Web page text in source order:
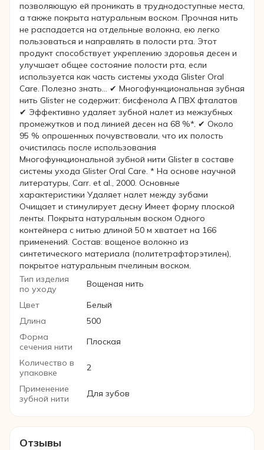
позволяющую ей проникать в труднодоступные места,
а также покрыта натуральным воском. Прочная нить
не распадается на отдельные волокна, ею легко
пользоваться и направлять в полости рта. Этот
продукт способствует укреплению здоровья десен и
улучшает общее состояние полости рта, если
используется как часть системы ухода Glister Oral
Care. Полезно знать… ✔ Многофункциональная зубная
нить Glister не содержит: бисфенола А ПВХ фталатов
✔ Эффективно удаляет зубной налет из межзубных
промежутков и под линией десен на 68 %*. ✔ Около
95 % опрошенных почувствовали, что их полость
очистилась после использования
Многофункциональной зубной нити Glister в составе
системы ухода Glister Oral Care. * На основе научной
литературы, Carr. et al., 2000. Основные
характеристики Удаляет налет между зубами
Очищает и стимулирует десну Имеет форму плоской
ленты. Покрыта натуральным воском Одного
контейнера с нитью длиной 50 м хватает на 166
применений. Состав: вощеное волокно из
синтетического материала (политетрафторэтилен),
покрытое натуральным пчелиным воском.
Тип изделия
по уходу
Вощеная нить
Цвет
Белый
Длина
500
Форма
сечения нити
Плоская
Количество в
упаковке
2
Применение
зубной нити
Для зубов
Отзывы